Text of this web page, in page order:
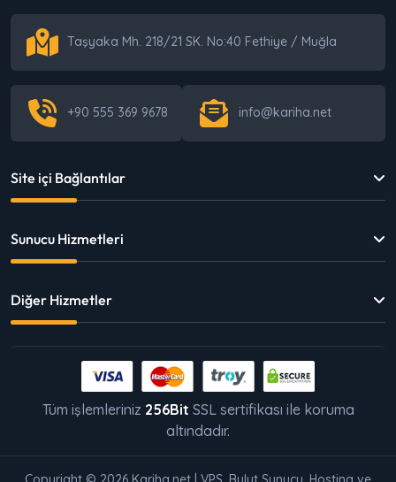
Taşyaka Mh. 218/21 SK. No:40 Fethiye / Muğla
+90 555 369 9678 info@kariha.net
Site içi Bağlantılar
Sunucu Hizmetleri
Diğer Hizmetler
Tüm işlemleriniz 256Bit SSL sertifikası ile koruma
altındadır.